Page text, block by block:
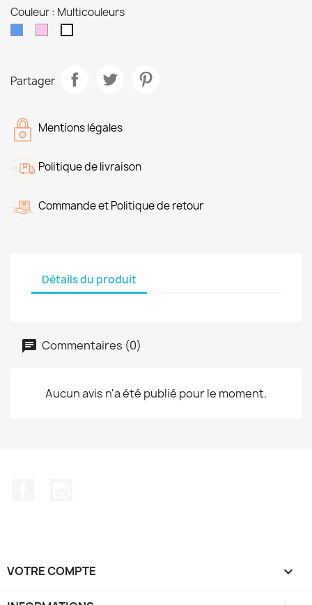
Couleur : Multicouleurs
Partager
Mentions légales
Politique de livraison
Commande et Politique de retour
Détails du produit
Commentaires (0)
Aucun avis n'a été publié pour le moment.
VOTRE COMPTE 